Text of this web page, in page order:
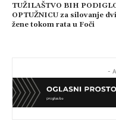
TUŽILAŠTVO BIH
OPTUŽNICU za silovanje
žene tokom rata u Foči
-